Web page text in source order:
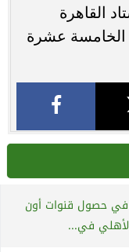
القاهرة
الخامسة عشرة
في حصول قنوات أون
في...